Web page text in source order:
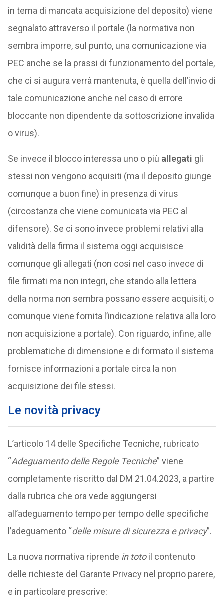
in tema di mancata acquisizione del deposito) viene
segnalato attraverso il portale (la normativa non
sembra imporre, sul punto, una comunicazione via
PEC anche se la prassi di funzionamento del portale,
che ci si augura verrà mantenuta, è quella dell’invio di
tale comunicazione anche nel caso di errore
bloccante non dipendente da sottoscrizione invalida
o virus).
Se invece il blocco interessa uno o più allegati gli
stessi non vengono acquisiti (ma il deposito giunge
comunque a buon fine) in presenza di virus
(circostanza che viene comunicata via PEC al
difensore). Se ci sono invece problemi relativi alla
validità della firma il sistema oggi acquisisce
comunque gli allegati (non così nel caso invece di
file firmati ma non integri, che stando alla lettera
della norma non sembra possano essere acquisiti, o
comunque viene fornita l’indicazione relativa alla loro
non acquisizione a portale). Con riguardo, infine, alle
problematiche di dimensione e di formato il sistema
fornisce informazioni a portale circa la non
acquisizione dei file stessi.
Le novità privacy
L’articolo 14 delle Specifiche Tecniche, rubricato
“Adeguamento delle Regole Tecniche” viene
completamente riscritto dal DM 21.04.2023, a partire
dalla rubrica che ora vede aggiungersi
all’adeguamento tempo per tempo delle specifiche
l’adeguamento “delle misure di sicurezza e privacy”.
La nuova normativa riprende in totoil contenuto
delle richieste del Garante Privacy nel proprio parere,
e in particolare prescrive: